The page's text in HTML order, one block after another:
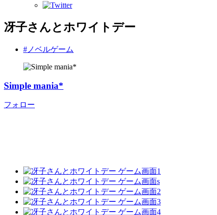
冴子さんとホワイトデー
#ノベルゲーム
Simple mania*
フォロー